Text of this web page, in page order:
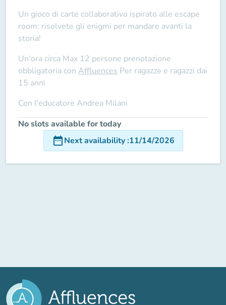
Un gioco di carte collaborativo ispirato alle escape
room: risolvete gli enigmi per mandare avanti la
storia!
Un'ora circa Max 12 persone prenotazione
obbligatoria con Affluences Per ragazze e ragazzi dai
15 anni
Con l'educatore Andrea Milani
No slots available for today
date_rangeNext availability:11/14/2026